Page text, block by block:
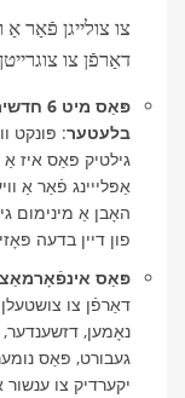
דאַרפֿן צו
בלעטער: פּונקט
גילטיק פּאַס איז
פון ​​דיין בדעה
פּאַס
דאַרפֿן צו
נאָמען,
געבורט, פּאַס
יקערדיק צו